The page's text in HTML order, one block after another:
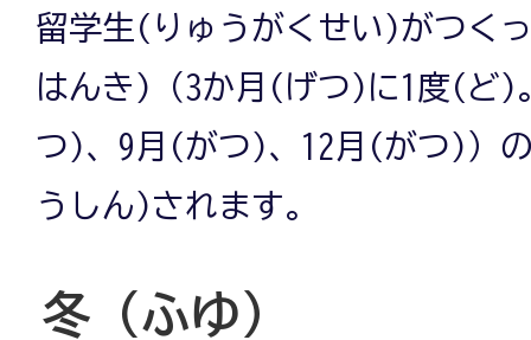
留学生(りゅうがくせい)がつく
はんき)（3か月(げつ)に1度(ど)
つ)、9月(がつ)、12月(がつ)）
うしん)されます。
冬（ふゆ）